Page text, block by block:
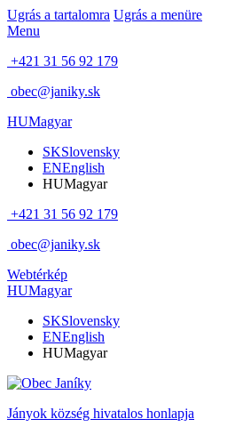
Ugrás a tartalomra Ugrás a menüre
Menu
+421 31 56 92 179
obec@janiky.sk
HUMagyar
SKSlovensky
ENEnglish
HUMagyar
+421 31 56 92 179
obec@janiky.sk
Webtérkép
HUMagyar
SKSlovensky
ENEnglish
HUMagyar
Jányok község hivatalos honlapja